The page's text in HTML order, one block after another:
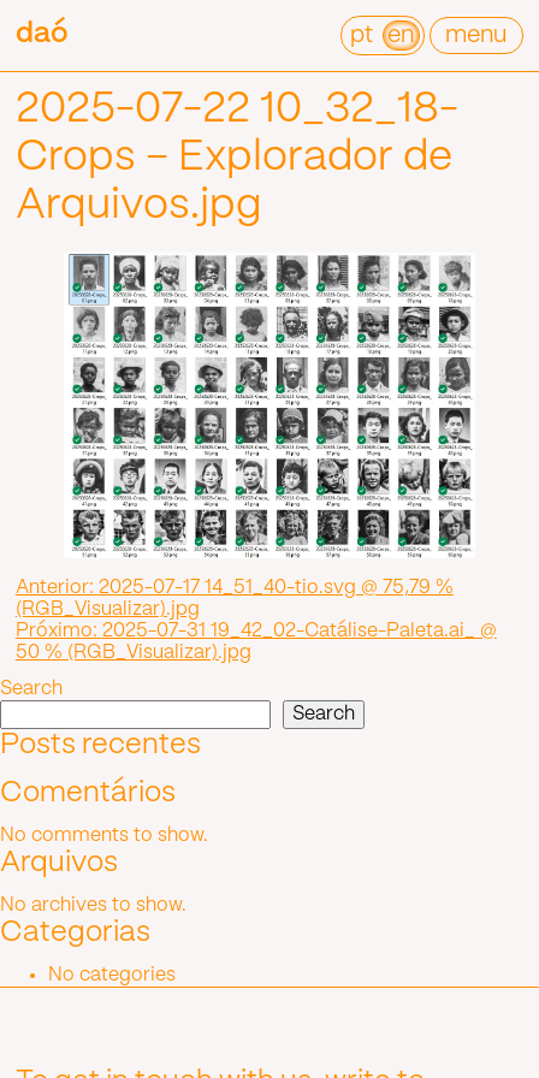
para
conteúdo
daó pt en menu
daó
2025-07-22 10_32_18-
Crops – Explorador de
Arquivos.jpg
Post
navigation
Anterior: 2025-07-17 14_51_40-tio.svg @ 75,79 %
(RGB_Visualizar).jpg
Próximo: 2025-07-31 19_42_02-Catálise-Paleta.ai_ @
50 % (RGB_Visualizar).jpg
Search
Search
Posts recentes
Comentários
No comments to show.
Arquivos
No archives to show.
Categorias
No categories